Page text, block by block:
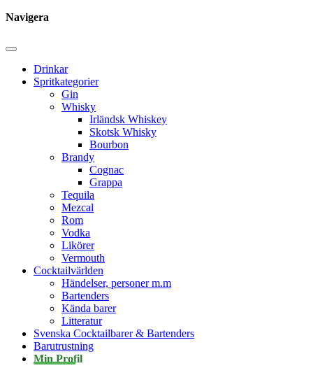
Navigera
Drinkar
Spritkategorier
Gin
Whisky
Irländsk Whiskey
Skotsk Whisky
Bourbon
Brandy
Cognac
Grappa
Tequila
Mezcal
Rom
Vodka
Likörer
Vermouth
Cocktailvärlden
Händelser, personer m.m
Bartenders
Kända barer
Litteratur
Svenska Cocktailbarer & Bartenders
Barutrustning
Min Profil